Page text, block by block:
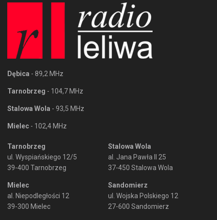
Dębica - 89,2 MHz
Tarnobrzeg - 104,7 MHz
Stalowa Wola - 93,5 MHz
Mielec - 102,4 MHz
Tarnobrzeg
ul. Wyspiańskiego 12/5
39-400 Tarnobrzeg
Mielec
al. Niepodległości 12
39-300 Mielec
Stalowa Wola
al. Jana Pawła II 25
37-450 Stalowa Wola
Sandomierz
ul. Wojska Polskiego 12
27-600 Sandomierz